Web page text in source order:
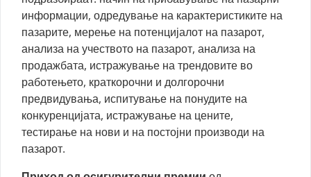
информации, одредување на карактеристиките на
пазарите, мерење на потенцијалот на пазарот,
анализа на учеството на пазарот, анализа на
продажбата, истражување на трендовите во
работењето, краткорочни и долгорочни
предвидувања, испитување на понудите на
конкуренцијата, истражување на цените,
тестирање на нови и на постојни производи на
пазарот.